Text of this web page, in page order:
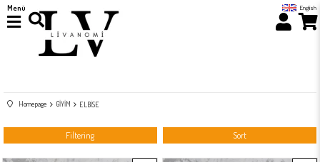
English
Menü
Homepage GİYİM ELBİSE
Filtering Sort